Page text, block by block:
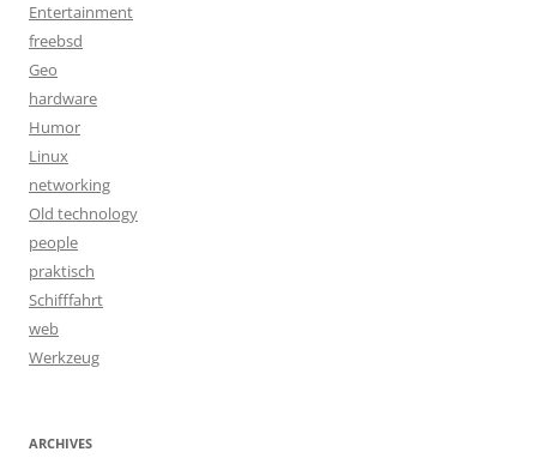
Entertainment
freebsd
Geo
hardware
Humor
Linux
networking
Old technology
people
praktisch
Schifffahrt
web
Werkzeug
ARCHIVES